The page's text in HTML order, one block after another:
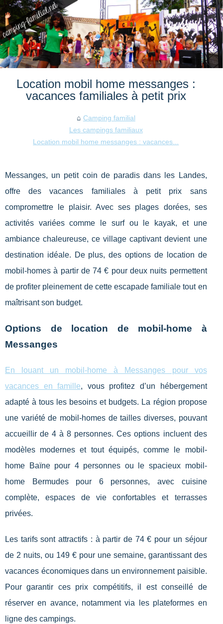
Location mobil home messanges :
vacances familiales à petit prix
Camping familial
Les campings familiaux
Location mobil home messanges : vacances...
Messanges, un petit coin de paradis dans les Landes,
offre des vacances familiales à petit prix sans
compromettre le plaisir. Avec ses plages dorées, ses
activités variées comme le surf ou le kayak, et une
ambiance chaleureuse, ce village captivant devient une
destination idéale. De plus, des options de location de
mobil-homes à partir de 74 € pour deux nuits permettent
de profiter pleinement de cette escapade familiale tout en
maîtrisant son budget.
Options de location de mobil-home à
Messanges
En louant un mobil-home à Messanges pour vos
vacances en famille, vous profitez d’un hébergement
adapté à tous les besoins et budgets. La région propose
une variété de mobil-homes de tailles diverses, pouvant
accueillir de 4 à 8 personnes. Ces options incluent des
modèles modernes et tout équipés, comme le mobil-
home Baïne pour 4 personnes ou le spacieux mobil-
home Bermudes pour 6 personnes, avec cuisine
complète, espaces de vie confortables et terrasses
privées.
Les tarifs sont attractifs : à partir de 74 € pour un séjour
de 2 nuits, ou 149 € pour une semaine, garantissant des
vacances économiques dans un environnement paisible.
Pour garantir ces prix compétitifs, il est conseillé de
réserver en avance, notamment via les plateformes en
ligne des campings.